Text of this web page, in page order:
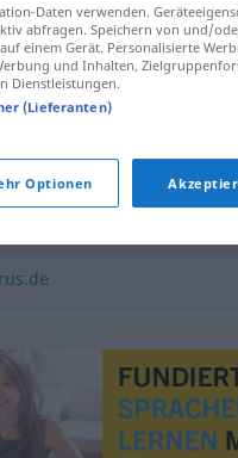
für
,läutern,klären
Daten verwenden.
abfragen. Speichern von und/
einem Gerät. Personalisierte
und Inhalten,
Dienstleistungen.
(Lieferanten)
Optionen